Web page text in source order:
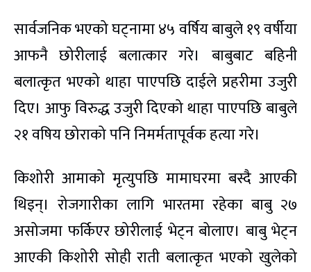
सार्वजनिक भएको घट्नामा ४५ वर्षिय बाबुले १९ वर्षीया
आफनै छोरीलाई बलात्कार गरे। बाबुबाट बहिनी
बलात्कृत भएको थाहा पाएपछि दाईले प्रहरीमा उजुरी
दिए। आफु विरुद्ध उजुरी दिएको थाहा पाएपछि बाबुले
२१ वषिय छोराको पनि निमर्मतापूर्वक हत्या गरे।
किशोरी आमाको मृत्युपछि मामाघरमा बस्दै आएकी
थिइन्। रोजगारीका लागि भारतमा रहेका बाबु २७
असोजमा फर्किएर छोरीलाई भेट्न बोलाए। बाबु भेट्न
आएकी किशोरी सोही राती बलात्कृत भएको खुलेको